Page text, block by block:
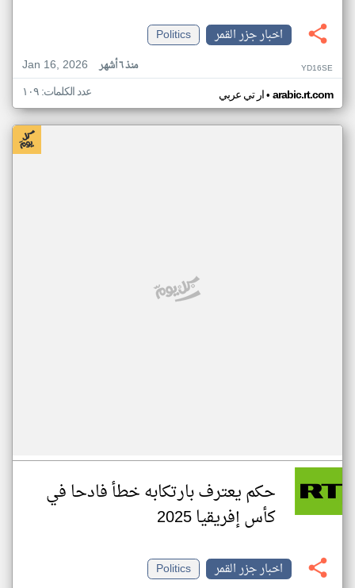
اخبار جزر القمر
Politics
Jan 16, 2026
منذ ٦ أشهر YD16SE
ار تي عربي• arabic.rt.com عدد الكلمات: ١٠٩
حكم يعترف بارتكابه خطأ فادحا في
كأس إفريقيا 2025
اخبار جزر القمر
Politics